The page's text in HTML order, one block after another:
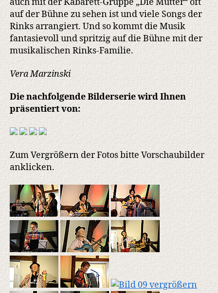
auch mit der Kabarett-Gruppe „Die Mütter“ oft
auf der Bühne zu sehen ist und viele Songs der
Rinks arrangiert. Und so kommt die Musik
fantasievoll und spritzig auf die Bühne mit der
musikalischen Rinks-Familie.
Vera Marzinski
Die nachfolgende Bilderserie wird Ihnen
präsentiert von:
Zum Vergrößern der Fotos bitte Vorschaubilder
anklicken.